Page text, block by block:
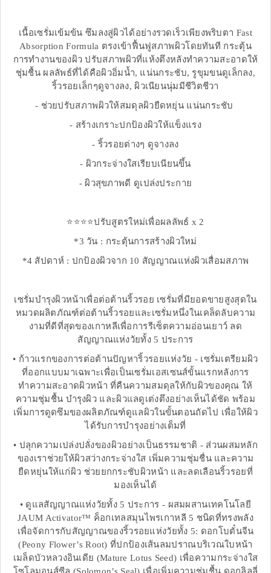
เนื้อเซรั่มเข้มข้น ซึมลงสู่ผิวได้อย่างรวดเร็วเพียงพริบตา Fast
Absorption Formula ตรงเข้าฟื้นฟูสภาพผิวโดยทันที กระตุ้น
การทำงานของผิว ปรับสภาพผิวที่แห้งตึงหลังทำความสะอาดให้
ชุ่มชื้น ผลลัพธ์ที่ได้คือผิวอิ่มน้ำ, แน่นกระชับ, รูขุมขนดูเล็กลง,
ริ้วรอยเล็กๆดูจางลง, ผิวเนียนนุ่มมีชีวิตชีวา
- ช่วยปรับสภาพผิวให้สมดุลผิวยืดหยุ่น แน่นกระชับ
- สร้างเกราะปกป้องผิวให้แข็งแรง
- ริ้วรอยต่างๆ ดูจางลง
- ผิวกระจ่างใสเรียบเนียนขึ้น
- ผิวสุขภาพดี ดูเปล่งประกาย
⭐️⭐️⭐️⭐️ปรับสูตรใหม่เพื่อผลลัพธ์ x 2
*3 วัน : กระตุ้นการสร้างผิวใหม่
*4 สัปดาห์ : ปกป้องผิวจาก 10 สัญญาณแห่งผิวเสื่อมสภาพ
เซรั่มบำรุงผิวหน้าเพื่อต่อต้านริ้วรอย เซรั่มที่มียอดขายสูงสุดใน
หมวดผลิตภัณฑ์ต่อต้านริ้วรอยและเซรั่มหนึ่งในเคล็ดลับความ
งามที่ดีที่สุดของเกาหลีเพื่อการรีเซ็ตความอ่อนเยาว์ ลด
สัญญาณแห่งวัยทั้ง 5 ประการ
• ก้าวแรกของการต่อต้านปัญหาริ้วรอยแห่งวัย - เซรั่มเตรียมผิว
ที่ออกแบบมาเฉพาะเพื่อเป็นเซรั่มเอสเซนส์ขั้นแรกหลังการ
ทำความสะอาดผิวหน้า ที่คืนความสมดุลให้กับผิวของคุณ ให้
ความชุ่มชื้น บำรุงผิว และผิวแลดูเต่งตึงอย่างเห็นได้ชัด พร้อม
เพิ่มการดูดซึมของผลิตภัณฑ์ดูแลผิวในขั้นตอนถัดไป เพื่อให้ผิว
ได้รับการบำรุงอย่างเต็มที่
• ปลุกความเปล่งปลั่งของผิวอย่างเป็นธรรมชาติ - ส่วนผสมหลัก
ของเราช่วยให้ผิวสว่างกระจ่างใส เพิ่มความชุ่มชื่น และความ
ยืดหยุ่นให้แก่ผิว ช่วยยกกระชับผิวหน้า และลดเลือนริ้วรอยที่
มองเห็นได้
• ดูแลสัญญาณแห่งวัยทั้ง 5 ประการ - ผสมผสานเทคโนโลยี
JAUM Activator™ ค็อกเทลสมุนไพรเกาหลี 5 ชนิดที่ทรงพลัง
เพื่อจัดการกับสัญญาณของริ้วรอยแห่งวัยทั้ง 5: ดอกโบตั๋นจีน
(Peony Flower’s Root) ที่ปกป้องเส้นลมปราณบริเวณใบหน้า
เมล็ดบัวหลวงอินเดีย (Mature Lotus Seed) เพื่อความกระจ่างใส